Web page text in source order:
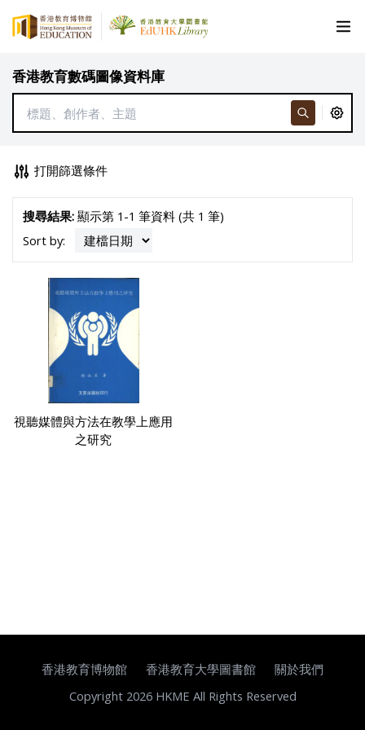
香港教育數碼圖像資料庫
打開篩選條件
搜尋結果:顯示第 1-1 筆資料 (共 1 筆)
Sort by:
視聽媒體與方法在教學上應用
之研究
香港教育博物館 香港教育大學圖書館
關於我們
Copyright 2026 HKME All Rights Reserved